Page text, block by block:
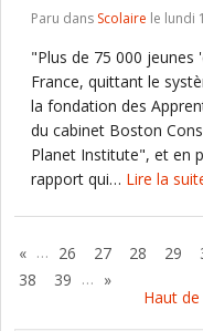
Paru dans Scolaire le lundi
"Plus de 75 000 jeunes
France, quittant le
la fondation des
du cabinet Boston
Planet Institute", et en
rapport qui… Lire la
« … 26 27 28 29
38
39 … »
Haut